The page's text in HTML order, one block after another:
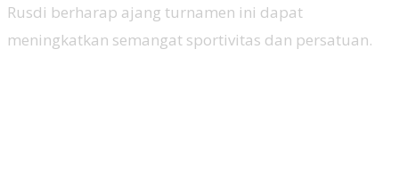
Rusdi berharap ajang turnamen ini dapat
meningkatkan semangat sportivitas dan persatuan.